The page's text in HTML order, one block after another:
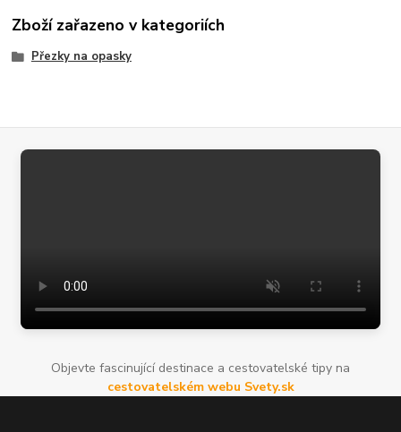
Zboží zařazeno v kategoriích
Přezky na opasky
Objevte fascinující destinace a cestovatelské tipy na
cestovatelském webu Svety.sk